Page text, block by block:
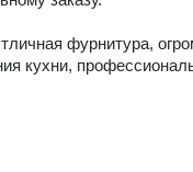
фурнитура,
кухни,